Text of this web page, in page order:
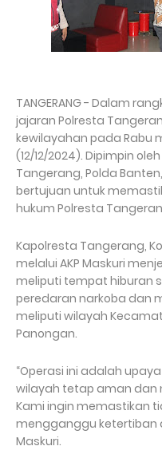
TANGERANG - Dalam
jajaran Polresta
kewilayahan pada Rabu
(12/12/2024). Dipimpin
Tangerang, Polda
bertujuan untuk
hukum Polresta
Kapolresta Tangerang,
melalui AKP Maskuri
meliputi tempat hiburan
peredaran narkoba dan
meliputi wilayah
Panongan.
“Operasi ini adalah
wilayah tetap aman dan
Kami ingin memastikan
mengganggu ketertiban
Maskuri.